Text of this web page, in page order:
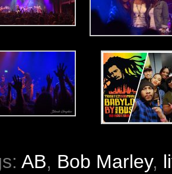
AB, Bob Marley,